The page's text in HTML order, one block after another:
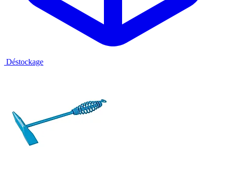
Déstockage